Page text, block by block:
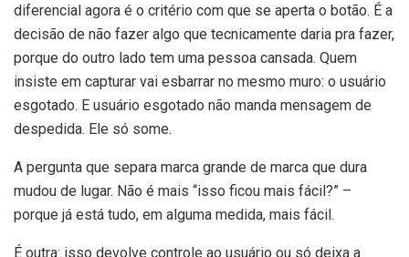
diferencial agora é o critério com que se aperta o botão. É a
decisão de não fazer algo que tecnicamente daria pra fazer,
porque do outro lado tem uma pessoa cansada. Quem
insiste em capturar vai esbarrar no mesmo muro: o usuário
esgotado. E usuário esgotado não manda mensagem de
despedida. Ele só some.
A pergunta que separa marca grande de marca que dura
mudou de lugar. Não é mais “isso ficou mais fácil?” –
porque já está tudo, em alguma medida, mais fácil.
É outra: isso devolve controle ao usuário ou só deixa a